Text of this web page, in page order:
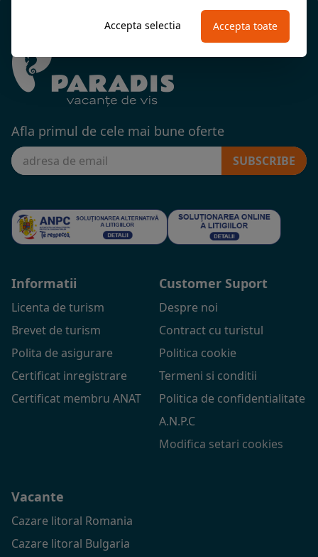
Afla primul de cele mai bune oferte
SUBSCRIBE
Informatii
Licenta de turism
Brevet de turism
Polita de asigurare
Certificat inregistrare
Certificat membru ANAT
Customer Suport
Despre noi
Contract cu turistul
Politica cookie
Termeni si conditii
Politica de confidentialitate
A.N.P.C
Modifica setari cookies
Vacante
Cazare litoral Romania
Cazare litoral Bulgaria
Accepta selectia Accepta toate